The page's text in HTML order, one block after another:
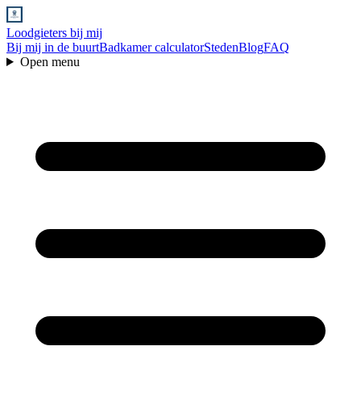
Loodgieters bij mij
Bij mij in de buurtBadkamer calculatorStedenBlogFAQ
Open menu